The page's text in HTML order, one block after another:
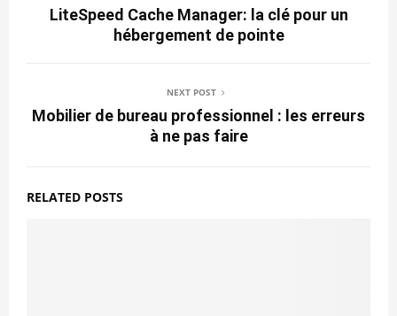
LiteSpeed Cache Manager: la clé pour un
hébergement de pointe
NEXT POST
Mobilier de bureau professionnel : les erreurs
à ne pas faire
RELATED POSTS